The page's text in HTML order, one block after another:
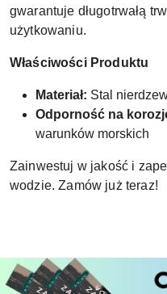
gwarantuje długotrwałą
użytkowaniu.
Właściwości Produktu
Materiał: Stal
Odporność na
warunków morskich
Zainwestuj w jakość i
wodzie. Zamów już teraz!